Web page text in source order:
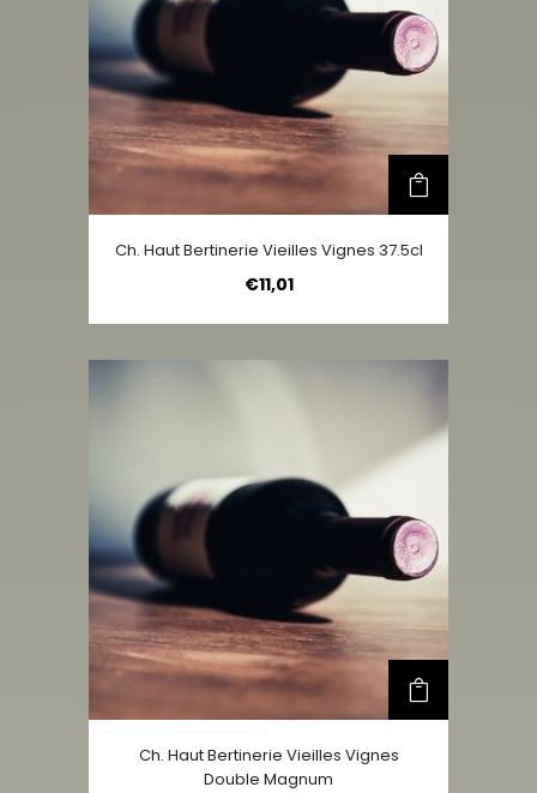
Ch. Haut Bertinerie Vieilles Vignes 37.5cl
€11,01
Ch. Haut Bertinerie Vieilles Vignes
Double Magnum